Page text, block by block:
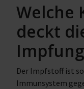
Welche
deckt
Der Impfstoff ist
Immunsystem